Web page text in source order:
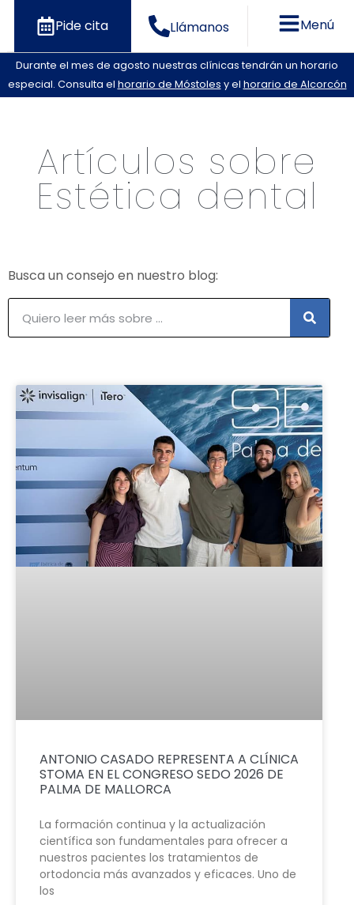
Llámanos
Pide cita Menú
Durante el mes de agosto nuestras clínicas tendrán un horario
especial. Consulta el horario de Móstoles y el horario de Alcorcón
Artículos sobre
Estética dental
Busca un consejo en nuestro blog:
ANTONIO CASADO REPRESENTA A CLÍNICA
STOMA EN EL CONGRESO SEDO 2026 DE
PALMA DE MALLORCA
La formación continua y la actualización
científica son fundamentales para ofrecer a
nuestros pacientes los tratamientos de
ortodoncia más avanzados y eficaces. Uno de
los